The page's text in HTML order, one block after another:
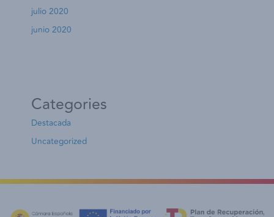
julio 2020
junio 2020
Categories
Destacada
Uncategorized